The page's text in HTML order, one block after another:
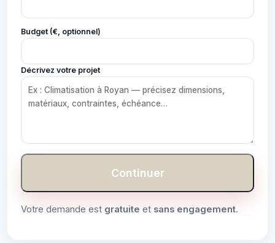
Budget (€, optionnel)
Décrivez votre projet
Continuer
Votre demande est gratuite et sans engagement.